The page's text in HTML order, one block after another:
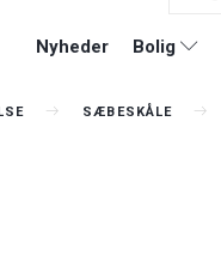
Nyheder Bolig
SÆBESKÅLE